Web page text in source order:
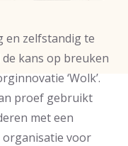
en zelfstandig te
kans op breuken
‘Wolk’.
proef gebruikt
met een
organisatie voor